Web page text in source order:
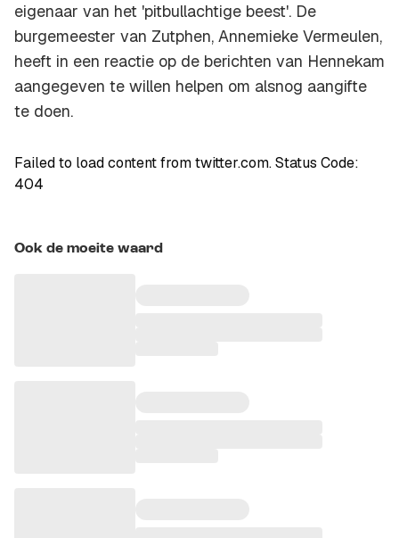
eigenaar van het 'pitbullachtige beest'. De
burgemeester van Zutphen, Annemieke Vermeulen,
heeft in een reactie op de berichten van Hennekam
aangegeven te willen helpen om alsnog aangifte
te doen.
Failed to load content from twitter.com. Status Code:
404
Ook de moeite waard